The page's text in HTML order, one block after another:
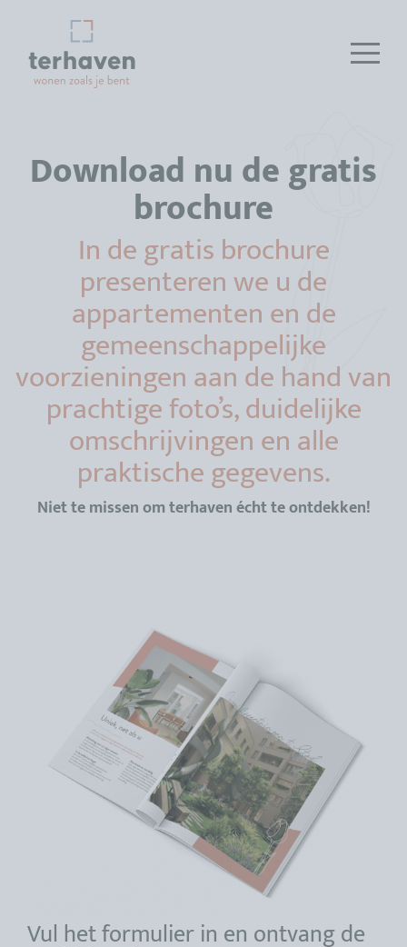
Download nu de gratis
brochure
In de gratis brochure
presenteren we u de
appartementen en de
gemeenschappelijke
voorzieningen aan de hand van
prachtige foto’s, duidelijke
omschrijvingen en alle
praktische gegevens.
Niet te missen om terhaven écht te ontdekken!
Vul het formulier in en ontvang de